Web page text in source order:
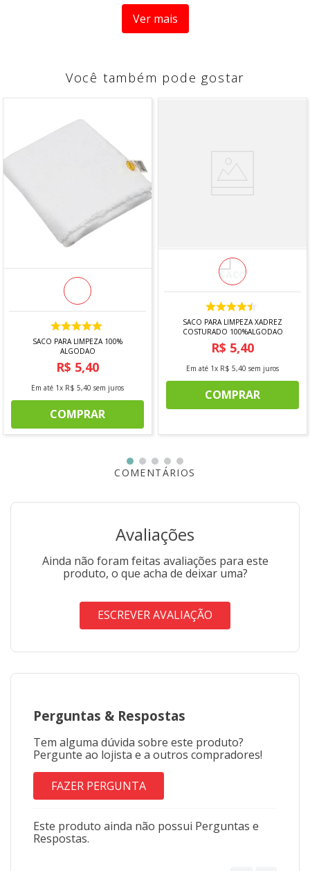
Shanghai tem sua estrutura em vidro e detalhes em alto
relevo. Para guardar doces ou simplesmente completar a
decoração da sua casa.
- É aconselhável a lavagem das peças à mão. Sua
conservação exige cuidados, muito simples, com lavar
com detergente e esponja macia;
* Imagens meramente ilustrativas.
Ver mais
Você também pode gostar
SACO PARA LIMPEZA 100%
ALGODAO
R$ 5,40
Em até 1x R$ 5,40 sem juros
COMPRAR
SACO PARA LIMPEZA XADREZ
COSTURADO 100%ALGODAO
R$ 5,40
Em até 1x R$ 5,40 sem juros
COMPRAR
COMENTÁRIOS
Avaliações
Ainda não foram feitas avaliações para este
produto, o que acha de deixar uma?
ESCREVER AVALIAÇÃO
Perguntas & Respostas
Tem alguma dúvida sobre este produto?
Pergunte ao lojista e a outros compradores!
FAZER PERGUNTA
Este produto ainda não possui Perguntas e
Respostas.